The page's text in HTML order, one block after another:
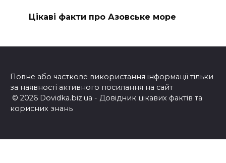
Цікаві факти про Азовське море
Повне або часткове використання інформації тільки
за наявності активного посилання на сайт
© 2026 Dovidka.biz.ua - Довідник цікавих фактів та
корисних знань